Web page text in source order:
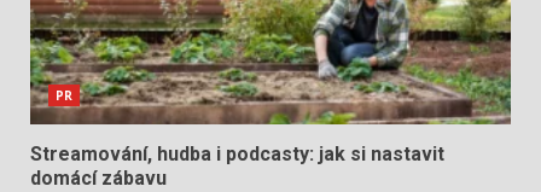
PR
Streamování, hudba i podcasty: jak si nastavit
domácí zábavu